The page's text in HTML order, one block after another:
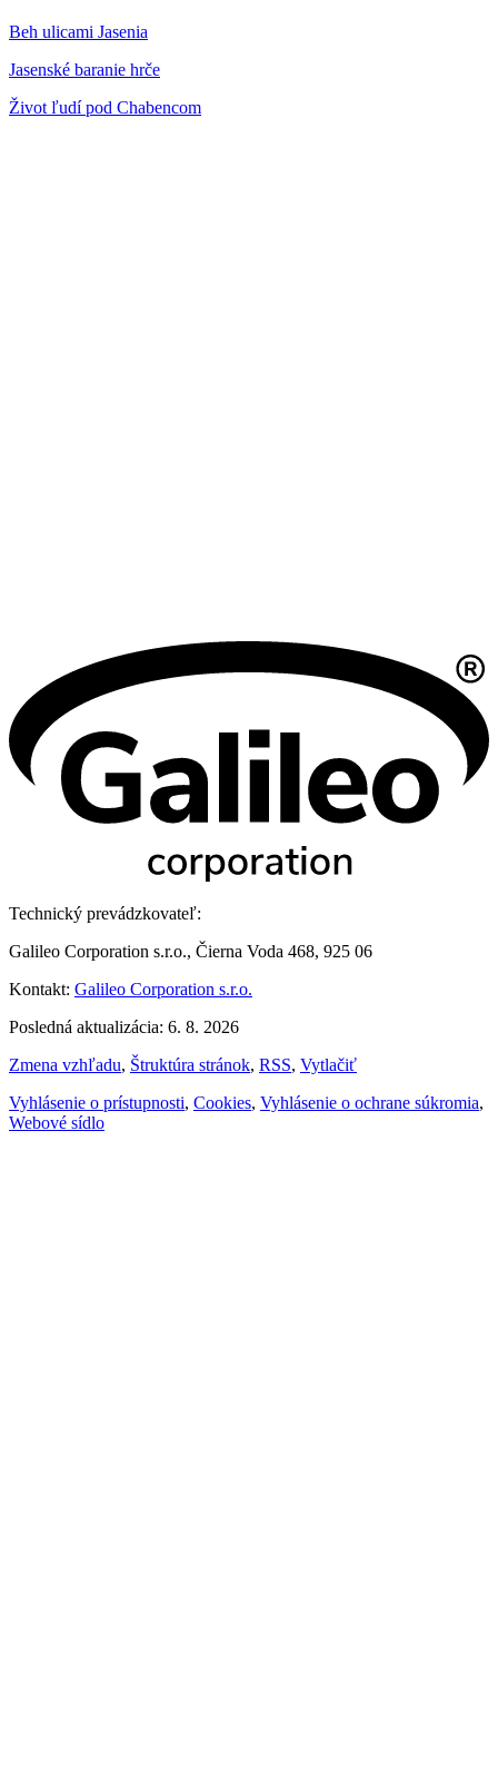
Beh ulicami Jasenia
Jasenské baranie hrče
Život ľudí pod Chabencom
Technický prevádzkovateľ:
Galileo Corporation s.r.o., Čierna Voda 468, 925 06
Kontakt: Galileo Corporation s.r.o.
Posledná aktualizácia: 6. 8. 2026
Zmena vzhľadu, Štruktúra stránok, RSS, Vytlačiť
Vyhlásenie o prístupnosti, Cookies, Vyhlásenie o ochrane súkromia,
Webové sídlo